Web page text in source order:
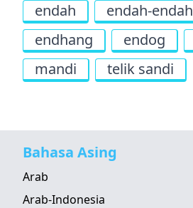
endah
endah-endah
endhang
endog
mandi
telik sandi
Bahasa Asing
Arab
Arab-Indonesia